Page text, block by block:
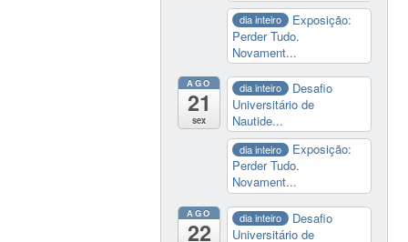
dia inteiro
Exposição:
Perder Tudo.
Novament...
AGO
21
sex
dia inteiro
Desafio
Universitário de
Nautide...
dia inteiro
Exposição:
Perder Tudo.
Novament...
AGO
22
dia inteiro
Desafio
Universitário de